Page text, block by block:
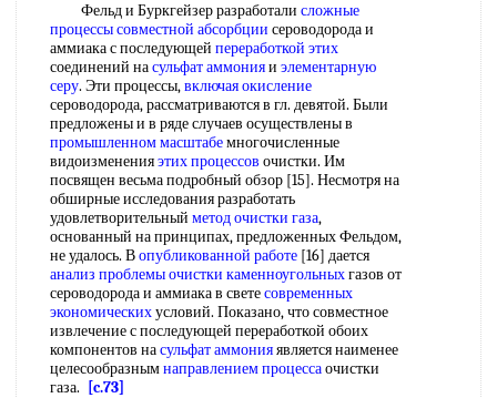
Фельд и Буркгейзер разработали сложные
процессысовместной абсорбции сероводорода и
аммиака с последующей переработкой этих
соединений насульфат аммонияи элементарную
серу. Эти процессы,включая окисление
сероводорода, рассматриваются в гл. девятой. Были
предложены и в ряде случаев осуществлены в
промышленном масштабемногочисленные
видоизмененияэтих процессов очистки. Им
посвящен весьма подробный обзор [15]. Несмотря на
обширные исследования разработать
удовлетворительный метод очистки газа,
основанный на принципах, предложенных Фельдом,
не удалось. Вопубликованной работе [16] дается
анализ проблемыочистки каменноугольныхгазов от
сероводорода и аммиака в светесовременных
экономическихусловий. Показано, что совместное
извлечение с последующей переработкой обоих
компонентов насульфат аммонияявляется наименее
целесообразнымнаправлением процессаочистки
газа.
[c.73]